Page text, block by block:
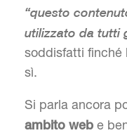
“questo
utilizzato da tutti
soddisfatti finché
sì.
Si parla ancora
ambito web e